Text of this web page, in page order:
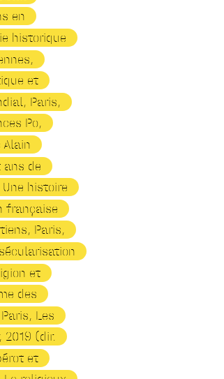
en
historique
et
Paris,
Po,
Alain
ans de
histoire
française
Paris,
et
des
Les
2019 (dir.
et